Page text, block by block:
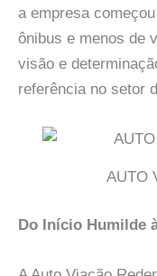
a empresa
ônibus e menos de
visão e
referência no setor
AUTO
Do Início Humilde